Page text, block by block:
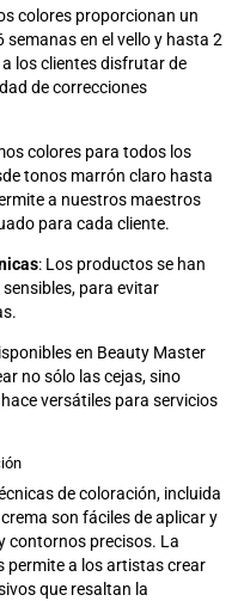
colores proporcionan un
en el vello y hasta 2
los clientes disfrutar de
de correcciones
colores para todos los
tonos marrón claro hasta
a nuestros maestros
para cada cliente.
: Los productos se han
para evitar
en Beauty Master
no sólo las cejas, sino
versátiles para servicios
de coloración, incluida
son fáciles de aplicar y
contornos precisos. La
permite a los artistas crear
que resaltan la